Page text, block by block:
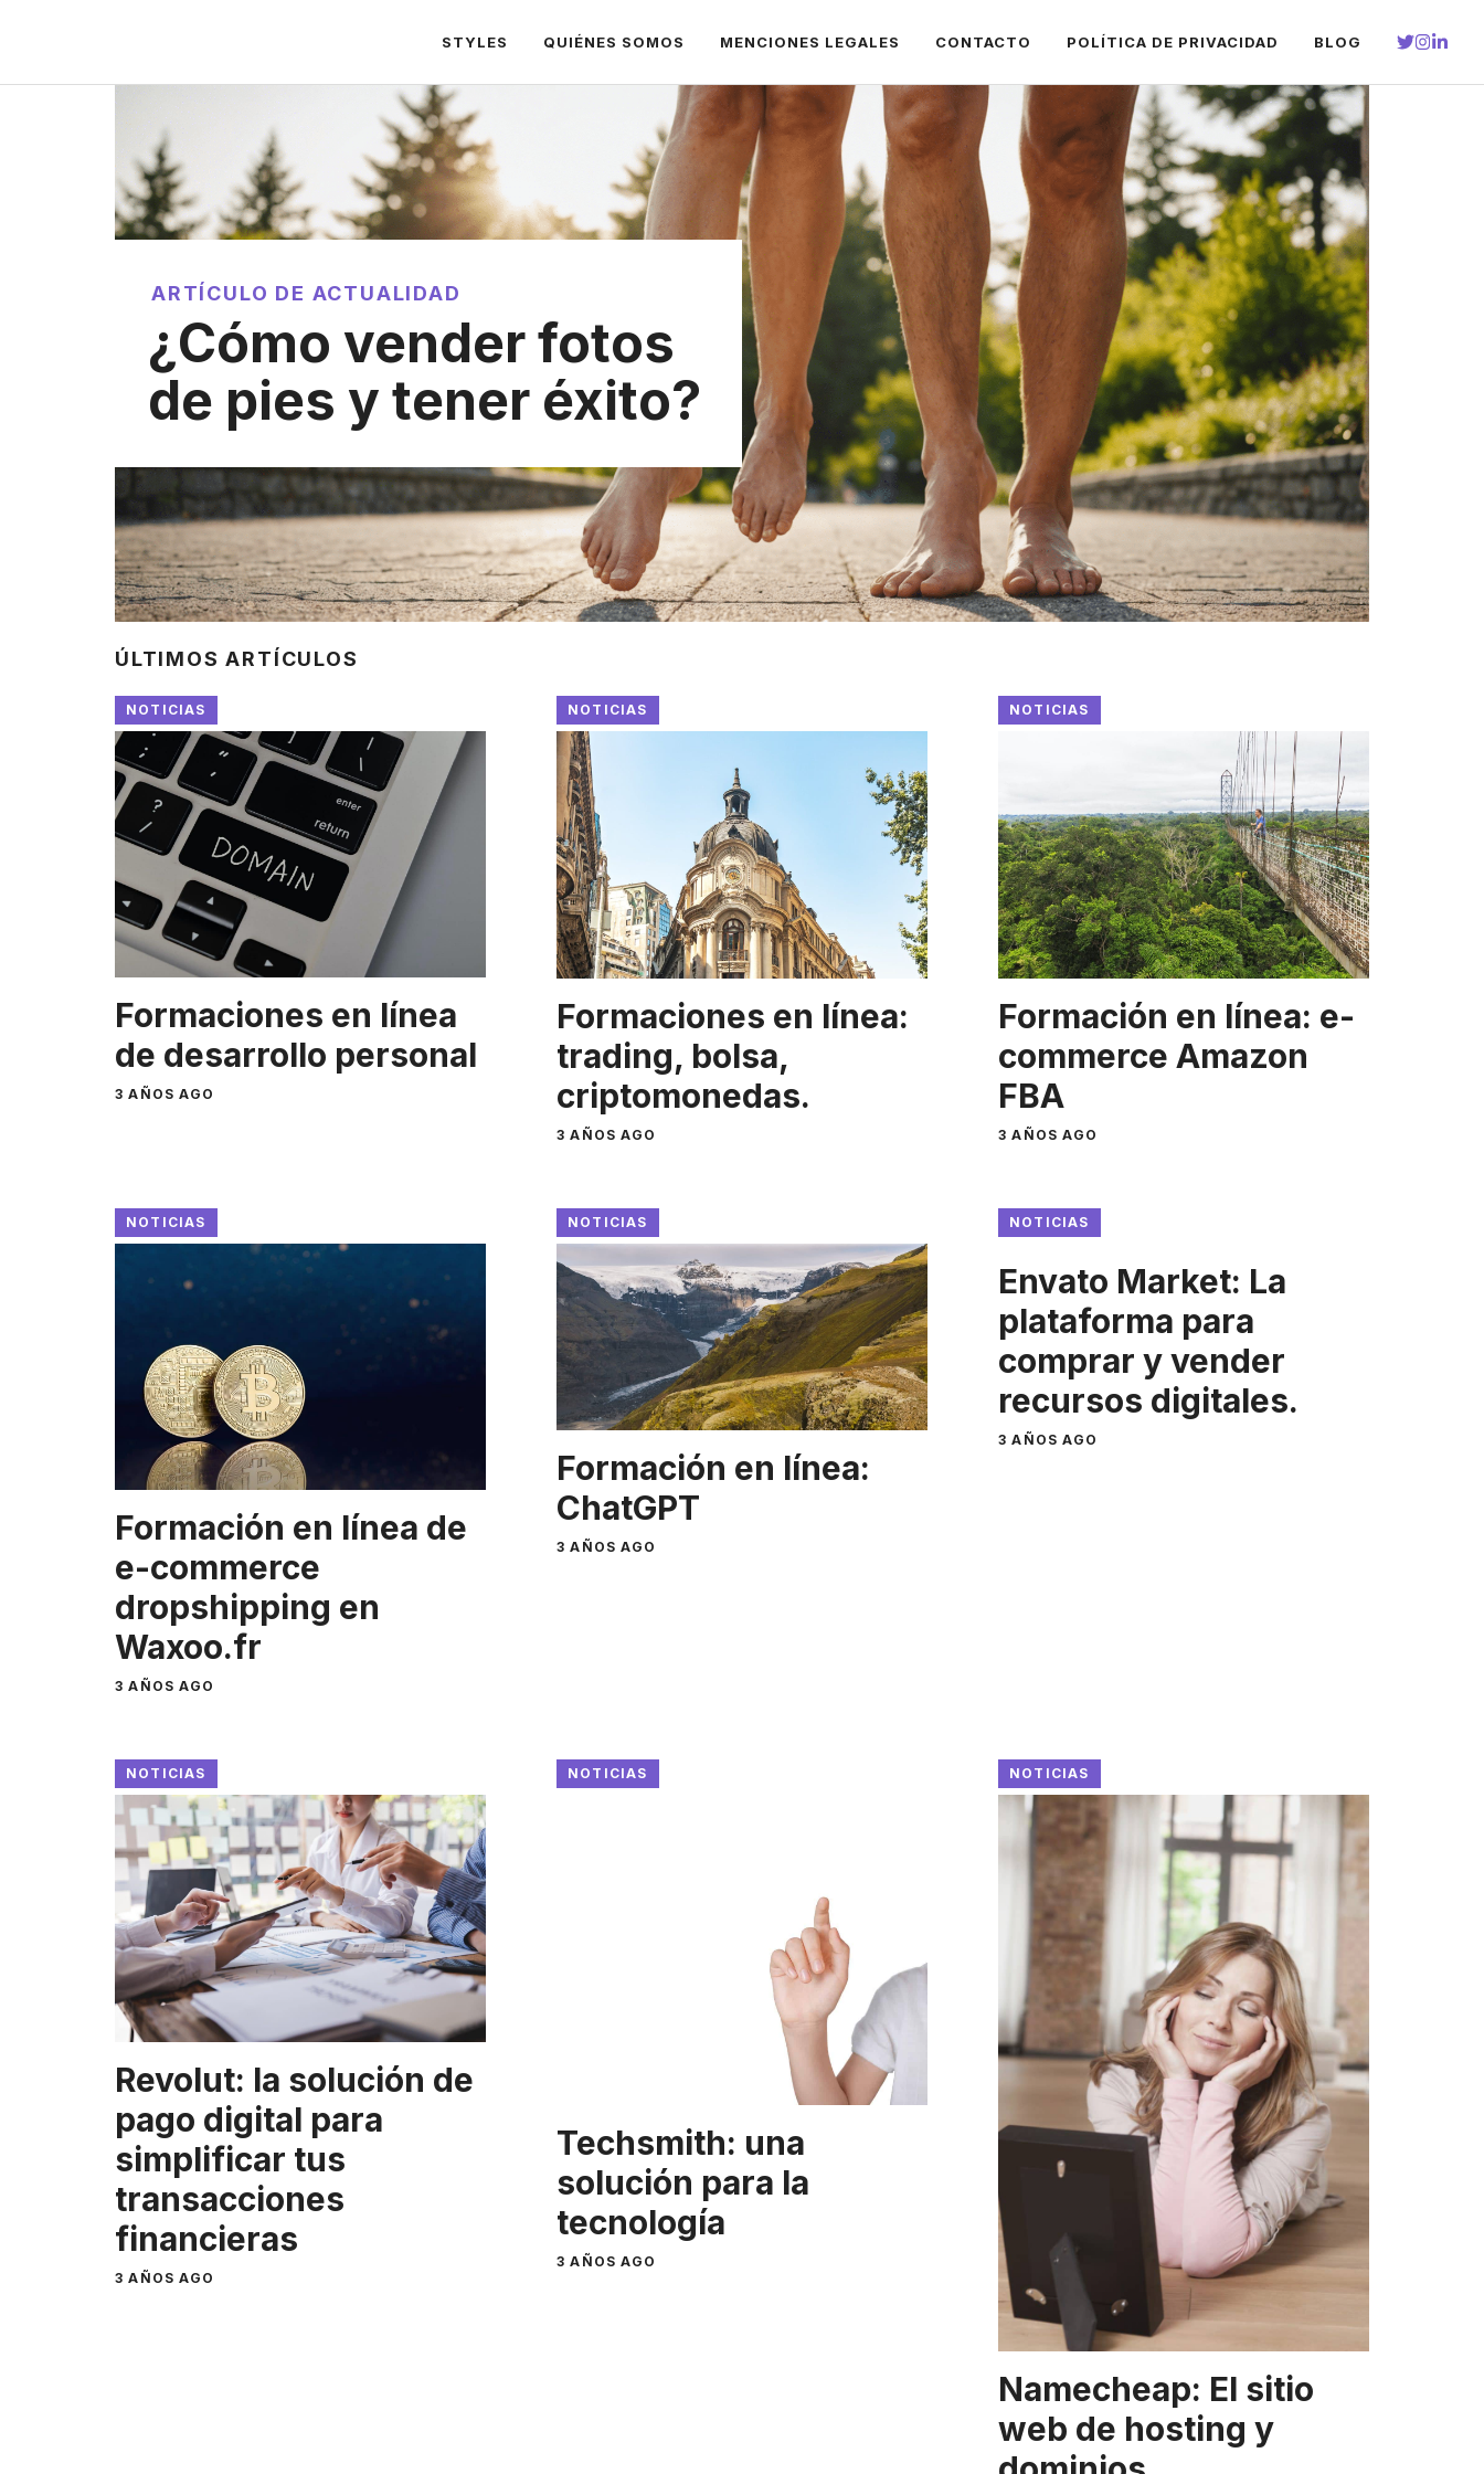
contenido
STYLES QUIÉNES SOMOS MENCIONES LEGALES CONTACTO POLÍTICA DE PRIVACIDAD BLOG
ARTÍCULO DE ACTUALIDAD
¿Cómo vender fotos
de pies y tener éxito?
ÚLTIMOS ARTÍCULOS
NOTICIAS
Formaciones en línea
de desarrollo personal
3 AÑOS AGO
NOTICIAS
Formaciones en línea:
trading, bolsa,
criptomonedas.
3 AÑOS AGO
NOTICIAS
Formación en línea: e-
commerce Amazon
FBA
3 AÑOS AGO
NOTICIAS
Formación en línea de
e-commerce
dropshipping en
Waxoo.fr
3 AÑOS AGO
NOTICIAS
Formación en línea:
ChatGPT
3 AÑOS AGO
NOTICIAS
Envato Market: La
plataforma para
comprar y vender
recursos digitales.
3 AÑOS AGO
NOTICIAS
Revolut: la solución de
pago digital para
simplificar tus
transacciones
financieras
3 AÑOS AGO
NOTICIAS
Techsmith: una
solución para la
tecnología
3 AÑOS AGO
NOTICIAS
Namecheap: El sitio
web de hosting y